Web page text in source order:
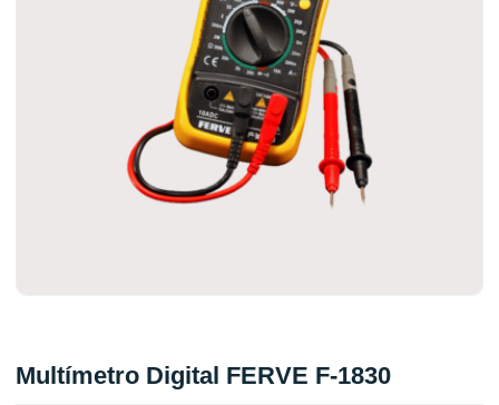
Multímetro Digital FERVE F-1830